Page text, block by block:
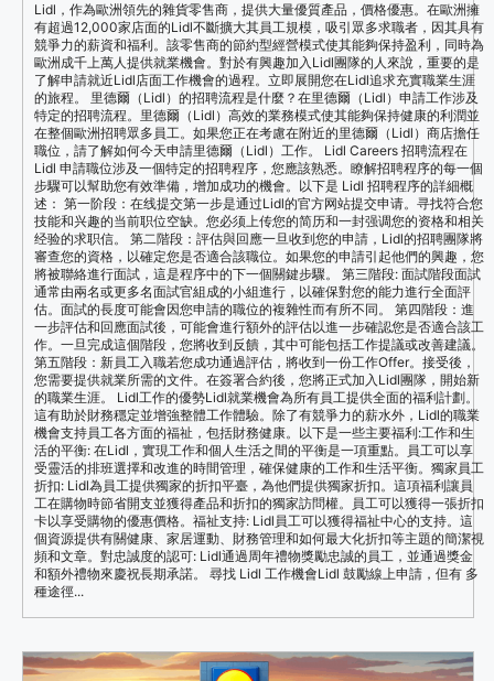
Lidl，作為歐洲領先的雜貨零售商，提供大量優質產品，價格優惠。在歐洲擁
有超過12,000家店面的Lidl不斷擴大其員工規模，吸引眾多求職者，因其具有
競爭力的薪資和福利。該零售商的節約型經營模式使其能夠保持盈利，同時為
歐洲成千上萬人提供就業機會。對於有興趣加入Lidl團隊的人來說，重要的是
了解申請就近Lidl店面工作機會的過程。立即展開您在Lidl追求充實職業生涯
的旅程。 里德爾（Lidl）的招聘流程是什麼？在里德爾（Lidl）申請工作涉及
特定的招聘流程。里德爾（Lidl）高效的業務模式使其能夠保持健康的利潤並
在整個歐洲招聘眾多員工。如果您正在考慮在附近的里德爾（Lidl）商店擔任
職位，請了解如何今天申請里德爾（Lidl）工作。 Lidl Careers 招聘流程在
Lidl 申請職位涉及一個特定的招聘程序，您應該熟悉。瞭解招聘程序的每一個
步驟可以幫助您有效準備，增加成功的機會。以下是 Lidl 招聘程序的詳細概
述： 第一阶段：在线提交第一步是通过Lidl的官方网站提交申请。寻找符合您
技能和兴趣的当前职位空缺。您必须上传您的简历和一封强调您的资格和相关
经验的求职信。 第二階段：評估與回應一旦收到您的申請，Lidl的招聘團隊將
審查您的資格，以確定您是否適合該職位。如果您的申請引起他們的興趣，您
將被聯絡進行面試，這是程序中的下一個關鍵步驟。 第三階段: 面試階段面試
通常由兩名或更多名面試官組成的小組進行，以確保對您的能力進行全面評
估。面試的長度可能會因您申請的職位的複雜性而有所不同。 第四階段：進
一步評估和回應面試後，可能會進行額外的評估以進一步確認您是否適合該工
作。一旦完成這個階段，您將收到反饋，其中可能包括工作提議或改善建議。
第五階段：新員工入職若您成功通過評估，將收到一份工作Offer。接受後，
您需要提供就業所需的文件。在簽署合約後，您將正式加入Lidl團隊，開始新
的職業生涯。 Lidl工作的優勢Lidl就業機會為所有員工提供全面的福利計劃。
這有助於財務穩定並增強整體工作體驗。除了有競爭力的薪水外，Lidl的職業
機會支持員工各方面的福祉，包括財務健康。以下是一些主要福利:工作和生
活的平衡: 在Lidl，實現工作和個人生活之間的平衡是一項重點。員工可以享
受靈活的排班選擇和改進的時間管理，確保健康的工作和生活平衡。獨家員工
折扣: Lidl為員工提供獨家的折扣平臺，為他們提供獨家折扣。這項福利讓員
工在購物時節省開支並獲得產品和折扣的獨家訪問權。員工可以獲得一張折扣
卡以享受購物的優惠價格。福祉支持: Lidl員工可以獲得福祉中心的支持。這
個資源提供有關健康、家居運動、財務管理和如何最大化折扣等主題的簡潔視
頻和文章。對忠誠度的認可: Lidl通過周年禮物獎勵忠誠的員工，並通過獎金
和額外禮物來慶祝長期承諾。 尋找 Lidl 工作機會Lidl 鼓勵線上申請，但有 多
種途徑...